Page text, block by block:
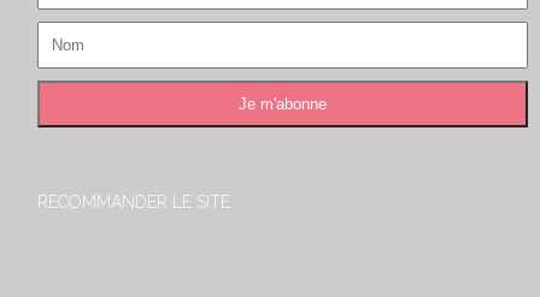
RECOMMANDER LE SITE